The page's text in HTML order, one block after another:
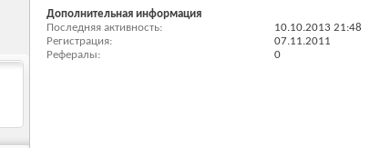
Дополнительная информация
Последняя активность
10.10.2013 21:48
Регистрация
07.11.2011
Рефералы
0